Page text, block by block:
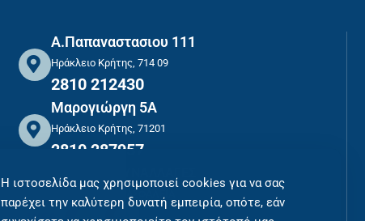
Α.Παπαναστασιου 111
Ηράκλειο Κρήτης, 714 09
2810 212430
Μαρογιώργη 5Α
Ηράκλειο Κρήτης, 71201
2810 287957
ΠΛΗΡΩΜΕΣ ΜΕ ΑΣΦΑΛΕΙΑ
Η ιστοσελίδα μας χρησιμοποιεί cookies για να σας
παρέχει την καλύτερη δυνατή εμπειρία, οπότε, εάν